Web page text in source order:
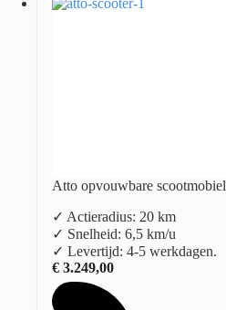
Atto opvouwbare scootmobiel
✓ Actieradius: 20 km
✓ Snelheid: 6,5 km/u
✓ Levertijd: 4-5 werkdagen.
€ 3.249,00